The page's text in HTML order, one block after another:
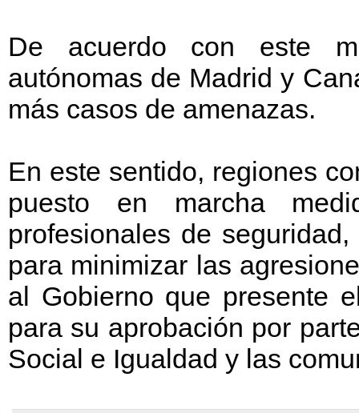
De acuerdo con este
autónomas de Madrid y
más casos de amenazas.
En este sentido, regiones
puesto en marcha
profesionales de
para minimizar las
al Gobierno que presente
para su aprobación por
Social e Igualdad y las